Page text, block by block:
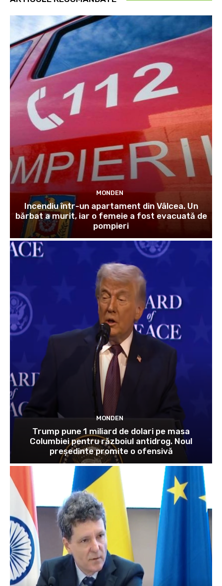
MONDEN
Incendiu într-un apartament din Vâlcea. Un
bărbat a murit, iar o femeie a fost evacuată de
pompieri
MONDEN
Trump pune 1 miliard de dolari pe masa
Columbiei pentru războiul antidrog. Noul
președinte promite o ofensivă